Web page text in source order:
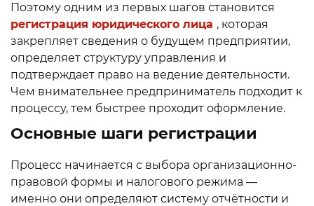
Поэтому одним из первых шагов становится
регистрация юридического лица , которая
закрепляет сведения о будущем предприятии,
определяет структуру управления и
подтверждает право на ведение деятельности.
Чем внимательнее предприниматель подходит к
процессу, тем быстрее проходит оформление.
Основные шаги регистрации
Процесс начинается с выбора организационно-
правовой формы и налогового режима —
именно они определяют систему отчётности и